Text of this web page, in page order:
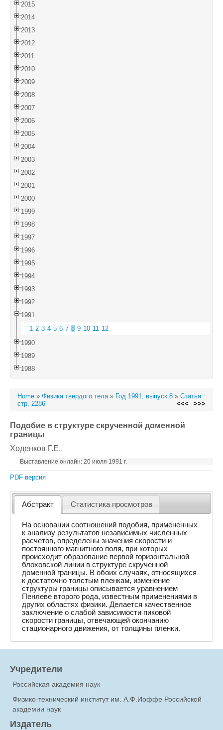
2015
2014
2013
2012
2011
2010
2009
2008
2007
2006
2005
2004
2003
2002
2001
2000
1999
1998
1997
1996
1995
1994
1993
1992
1991
1 2 3 4 5 6 7 8 9 10 11 12
1990
1989
1988
Home » Физика твердого тела» Год 1991, выпуск 8 » Статья
стр. 2286
<<< >>>
Подобие в структуре скрученной доменной
границы
Ходенков Г.Е.
Выставление онлайн: 20 июля 1991 г.
PDF версия
Абстракт Статистика просмотров
На основании соотношений подобия, примененных
к анализу результатов независимых численных
расчетов, определены значения скорости и
постоянного магнитного поля, при которых
происходит образование первой горизонтальной
блоховской линии в структуре скрученной
доменной границы. В обоих случаях, относящихся
к достаточно толстым пленкам, изменение
структуры границы описывается уравнением
Пенлеве второго рода, известным применениями в
других областях физики. Делается качественное
заключение о слабой зависимости пиковой
скорости границы, отвечающей окончанию
стационарного движения, от толщины пленки.
Учредители
Российская академия наук
Физико-технический институт им. А.Ф.Иоффе Российской
академии наук
Издатель